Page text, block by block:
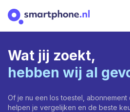
Wat jij zoekt,
hebben wij al
Of je nu een los toestel, abonnement
helpen je vergelijken en de beste